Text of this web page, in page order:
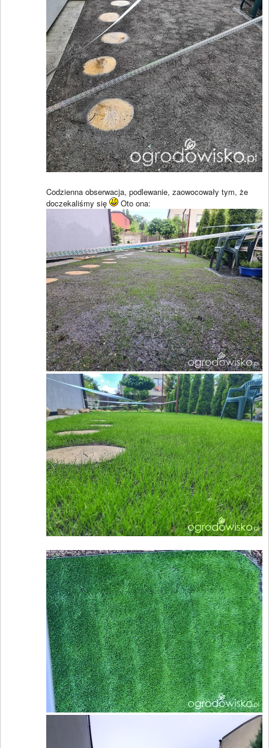
Codzienna obserwacja, podlewanie, zaowocowały tym, że
doczekaliśmy się
Oto ona: